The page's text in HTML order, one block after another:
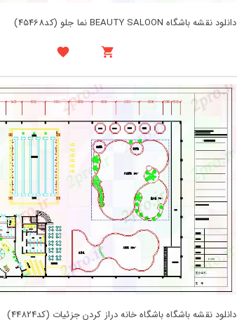
دانلود نقشه باشگاه BEAUTY SALOON نما جلو (کد45468)
دانلود نقشه باشگاه باشگاه خانه دراز کردن جزئیات (کد44824)